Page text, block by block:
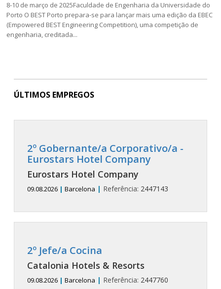
8-10 de março de 2025Faculdade de Engenharia da Universidade do
Porto O BEST Porto prepara-se para lançar mais uma edição da EBEC
(Empowered BEST Engineering Competition), uma competição de
engenharia, creditada...
ÚLTIMOS EMPREGOS
2º Gobernante/a Corporativo/a -
Eurostars Hotel Company
Eurostars Hotel Company
09.08.2026 | Barcelona | Referência: 2447143
2º Jefe/a Cocina
Catalonia Hotels & Resorts
09.08.2026 | Barcelona | Referência: 2447760